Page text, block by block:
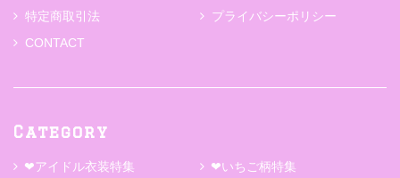
特定商取引法
プライバシーポリシー
CONTACT
Category
❤アイドル衣装特集
❤いちご柄特集